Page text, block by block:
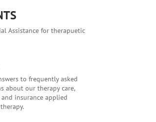
Assistance for therapuetic
to frequently asked
about our therapy care,
and insurance applied